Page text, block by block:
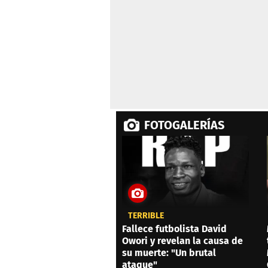
FOTOGALERÍAS
TERRIBLE
Fallece futbolista David
Owori y revelan la causa de
su muerte: "Un brutal
ataque"